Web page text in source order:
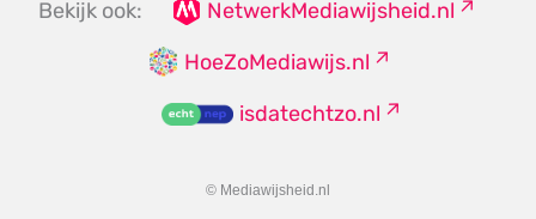
Bekijk ook:
NetwerkMediawijsheid.nl
HoeZoMediawijs.nl
isdatechtzo.nl
© Mediawijsheid.nl